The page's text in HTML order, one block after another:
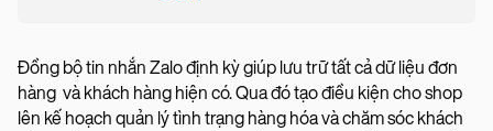
Đồng bộ tin nhắn Zalo định kỳ giúp lưu trữ tất cả dữ liệu đơn
hàng và khách hàng hiện có. Qua đó tạo điều kiện cho shop
lên kế hoạch quản lý tình trạng hàng hóa và chăm sóc khách